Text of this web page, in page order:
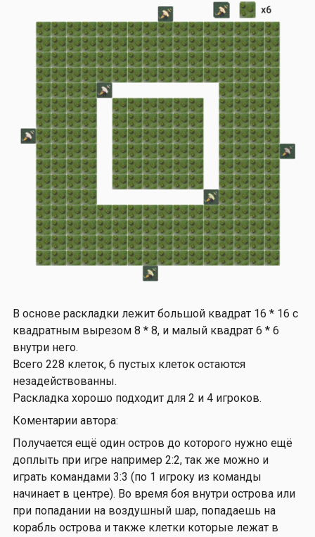
В основе раскладки лежит большой квадрат 16 * 16 с
квадратным вырезом 8 * 8, и малый квадрат 6 * 6
внутри него.
Всего 228 клеток, 6 пустых клеток остаются
незадействованны.
Раскладка хорошо подходит для 2 и 4 игроков.
Коментарии автора:
Получается ещё один остров до которого нужно ещё
доплыть при игре например 2:2, так же можно и
играть командами 3:3 (по 1 игроку из команды
начинает в центре). Во время боя внутри острова или
при попадании на воздушный шар, попадаешь на
корабль острова и также клетки которые лежат в